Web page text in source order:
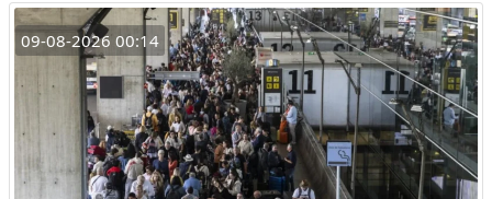
09-08-2026 00:14